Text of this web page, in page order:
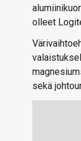
olleet
sekä